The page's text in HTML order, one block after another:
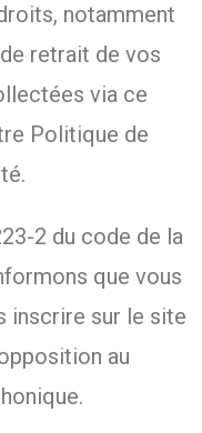
notamment
retrait de vos
via ce
Politique de
2 du code de la
que vous
inscrire sur le site
au